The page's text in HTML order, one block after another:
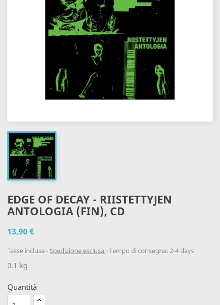
EDGE OF DECAY - RIISTETTYJEN
ANTOLOGIA (FIN), CD
13,90 €
Tasse incluse Spedizione esclusa Tempo di consegna: 2-4 days
0.1 kg
Quantità